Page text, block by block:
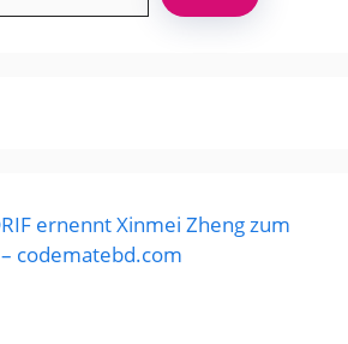
ernennt Xinmei Zheng zum
– codematebd.com